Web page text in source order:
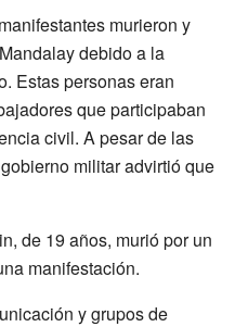
murieron y
debido a la
Estas personas eran
que participaban
civil. A pesar de las
militar advirtió que
de 19 años, murió por un
manifestación.
y grupos de